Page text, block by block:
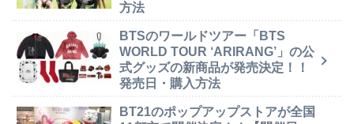
方法
BTSのワールドツアー「BTS
WORLD TOUR ‘ARIRANG’」の公
式グッズの新商品が発売決定！！
発売日・購入方法
BT21のポップアップストアが全国